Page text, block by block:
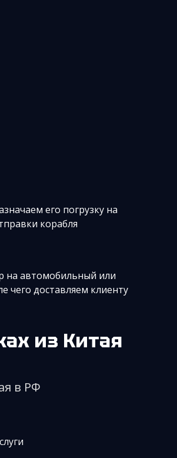
его погрузку на
корабля
на автомобильный или
чего доставляем клиенту
из Китая
в РФ